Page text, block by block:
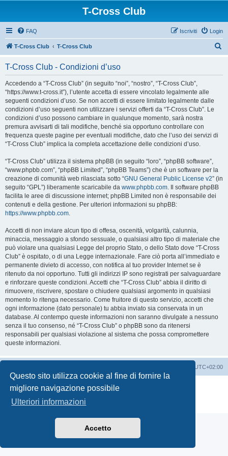
Questo sito utilizza cookie al fine di fornire la
migliore navigazione possibile
Ulteriori informazioni
Accetto
T-Cross Club
FAQ Login
Iscriviti
T-Cross Club T-Cross Club
T-Cross Club - Condizioni d’uso
Accedendo a “T-Cross Club” (in seguito “noi”, “nostro”, “T-Cross Club”,
“https://www.t-cross.it”), l’utente accetta di essere vincolato legalmente alle
seguenti condizioni d’uso. Se non accetti di essere limitato legalmente dalle
condizioni d’uso seguenti non utilizzare i servizi offerti da “T-Cross Club”. Le
condizioni d’uso possono cambiare in qualunque momento, sarà nostra
premura avvisarti di tali modifiche, benché sia opportuno controllare con
frequenza queste pagine per eventuali modifiche, dato che l’uso dei servizi di
“T-Cross Club” implica la completa accettazione delle condizioni d’uso.
“T-Cross Club” utilizza il sistema phpBB (in seguito “loro”, “phpBB software”,
“www.phpbb.com”, “phpBB Limited”, “phpBB Teams”) che è un software per la
creazione di comunità web rilasciata sotto “GNU General Public License v2” (in
seguito “GPL”) liberamente scaricabile da www.phpbb.com. Il software phpBB
facilita le aree di discussione internet; phpBB Limited non è responsabile dei
contenuti e della gestione. Per ulteriori informazioni su phpBB:
https://www.phpbb.com.
Accetti di non inviare alcun tipo di offesa, oscenità, volgarità, calunnia,
minaccia, messaggio a sfondo sessuale, o qualsiasi altro tipo di materiale che
può violare una qualsiasi Legge del proprio Stato, o dello Stato dove “T-Cross
Club” è ospitato, o di una Legge internazionale. Fare ciò porta all’immediato e
permanente divieto di accesso, con notifica al tuo provider Internet se è
ritenuto da noi opportuno. Tutti gli indirizzi IP sono registrati per salvaguardare
e rinforzare queste condizioni. Accetti che “T-Cross Club” abbia il diritto di
rimuovere, riscrivere, spostare o chiudere qualsiasi argomento in qualsiasi
momento lo ritenga necessario. Come fruitore di questo servizio, accetti che
ogni informazione (dato personale) tu abbia inviato sia conservata in un
database. Al contempo queste informazioni non saranno divulgate a nessuno
senza il tuo consenso, né “T-Cross Club” o phpBB sono da ritenersi
responsabili per qualsiasi violazione al sistema che possa compromettere
queste informazioni.
UTC+02:00
Creato da
® Forum Software © phpBB Limited
Traduzione Italiana